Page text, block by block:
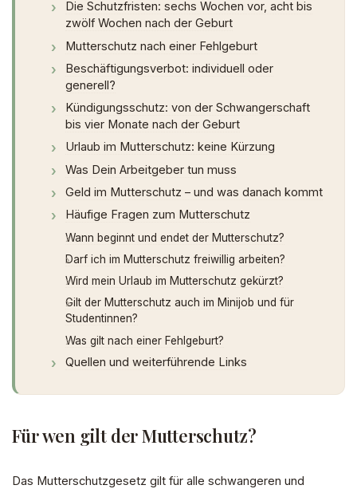
Die Schutzfristen: sechs Wochen vor, acht bis
zwölf Wochen nach der Geburt
Mutterschutz nach einer Fehlgeburt
Beschäftigungsverbot: individuell oder
generell?
Kündigungsschutz: von der Schwangerschaft
bis vier Monate nach der Geburt
Urlaub im Mutterschutz: keine Kürzung
Was Dein Arbeitgeber tun muss
Geld im Mutterschutz – und was danach kommt
Häufige Fragen zum Mutterschutz
Wann beginnt und endet der Mutterschutz?
Darf ich im Mutterschutz freiwillig arbeiten?
Wird mein Urlaub im Mutterschutz gekürzt?
Gilt der Mutterschutz auch im Minijob und für
Studentinnen?
Was gilt nach einer Fehlgeburt?
Quellen und weiterführende Links
Für wen gilt der Mutterschutz?
Das Mutterschutzgesetz gilt für alle schwangeren und